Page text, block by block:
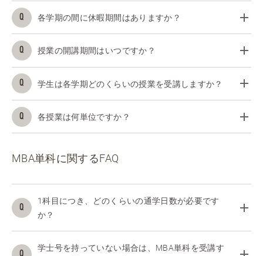
各学期の間に休暇期間はありますか？
授業の開講期間はいつですか？
学生は各学期どのくらいの授業を受講しますか？
各授業は何単位ですか？
MBA単科に関するFAQ
1科目につき、どのくらいの通学日数が必要です
か？
学士号を持っていない場合は、MBA単科を受講す